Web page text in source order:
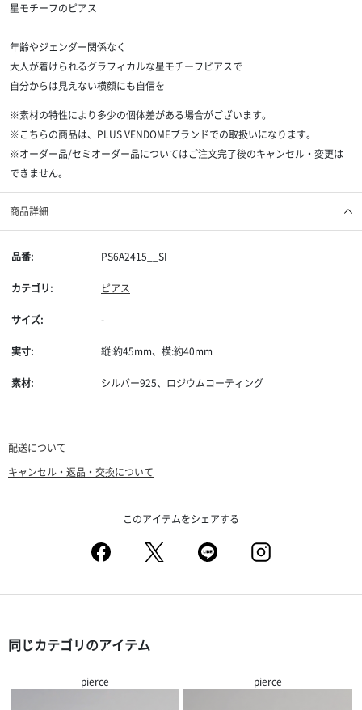
星モチーフのピアス
年齢やジェンダー関係なく
大人が着けられるグラフィカルな星モチーフピアスで
自分からは見えない横顔にも自信を
※素材の特性により多少の個体差がある場合がございます。
※こちらの商品は、PLUS VENDOMEブランドでの取扱いになります。
※オーダー品/セミオーダー品についてはご注文完了後のキャンセル・変更は
できません。
商品詳細
品番: PS6A2415__SI
カテゴリ: ピアス
サイズ: -
実寸: 縦:約45mm、横:約40mm
素材: シルバー925、ロジウムコーティング
配送について
キャンセル・返品・交換について
このアイテムをシェアする
同じカテゴリのアイテム
pierce pierce